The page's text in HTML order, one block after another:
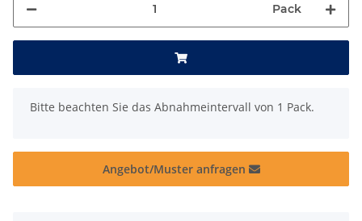
Pack
x
Bitte beachten Sie das Abnahmeintervall von 1 Pack.
Angebot/Muster anfragen